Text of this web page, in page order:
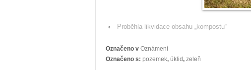
‹ Proběhla likvidace obsahu „kompostu“
Označeno v Oznámení
Označeno s: pozemek, úklid, zeleň